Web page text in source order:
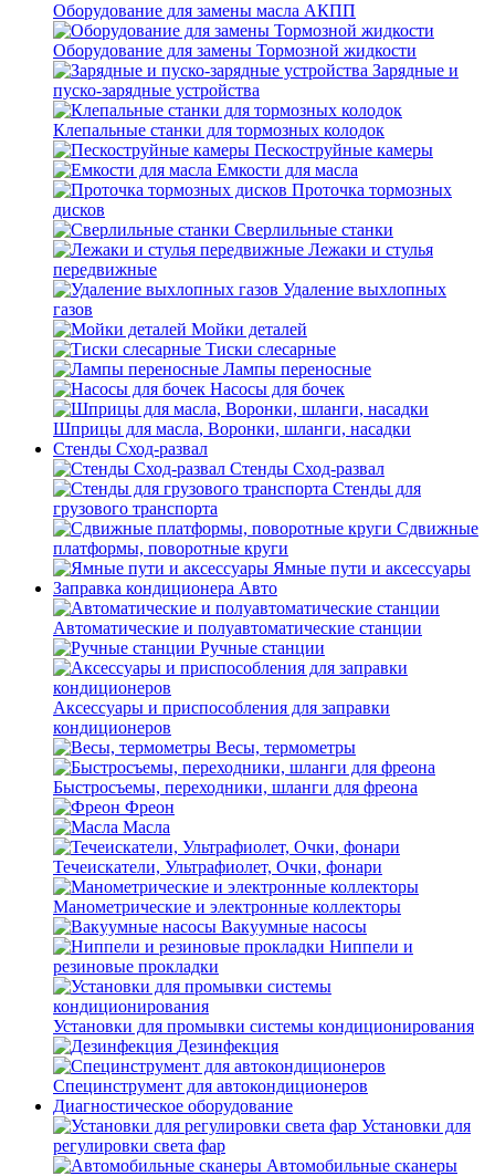
Оборудование для замены масла АКПП
Оборудование для замены Тормозной жидкости
Зарядные и
пуско-зарядные устройства
Клепальные станки для тормозных колодок
Пескоструйные камеры
Емкости для масла
Проточка тормозных
дисков
Сверлильные станки
Лежаки и стулья
передвижные
Удаление выхлопных
газов
Мойки деталей
Тиски слесарные
Лампы переносные
Насосы для бочек
Шприцы для масла, Воронки, шланги, насадки
Стенды Сход-развал
Стенды Сход-развал
Стенды для
грузового транспорта
Сдвижные
платформы, поворотные круги
Ямные пути и аксессуары
Заправка кондиционера Авто
Автоматические и полуавтоматические станции
Ручные станции
Аксессуары и приспособления для заправки
кондиционеров
Весы, термометры
Быстросъемы, переходники, шланги для фреона
Фреон
Масла
Течеискатели, Ультрафиолет, Очки, фонари
Манометрические и электронные коллекторы
Вакуумные насосы
Ниппели и
резиновые прокладки
Установки для промывки системы кондиционирования
Дезинфекция
Специнструмент для автокондиционеров
Диагностическое оборудование
Установки для
регулировки света фар
Автомобильные сканеры